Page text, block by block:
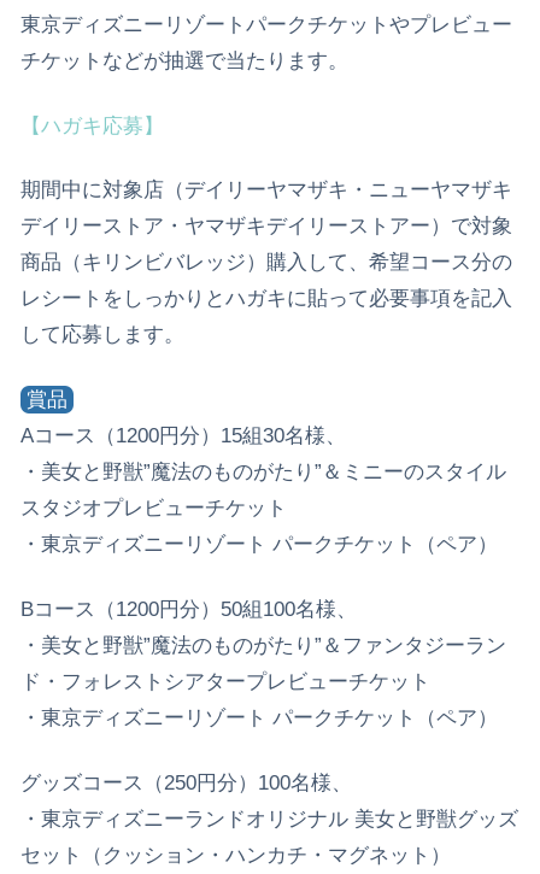
東京ディズニーリゾートパークチケットやプレビュー
チケットなどが抽選で当たります。
【ハガキ応募】
期間中に対象店（デイリーヤマザキ・ニューヤマザキ
デイリーストア・ヤマザキデイリーストアー）で対象
商品（キリンビバレッジ）購入して、希望コース分の
レシートをしっかりとハガキに貼って必要事項を記入
して応募します。
賞品
Aコース（1200円分）15組30名様、
・美女と野獣”魔法のものがたり”＆ミニーのスタイル
スタジオプレビューチケット
・東京ディズニーリゾート パークチケット（ペア）
Bコース（1200円分）50組100名様、
・美女と野獣”魔法のものがたり”＆ファンタジーラン
ド・フォレストシアタープレビューチケット
・東京ディズニーリゾート パークチケット（ペア）
グッズコース（250円分）100名様、
・東京ディズニーランドオリジナル 美女と野獣グッズ
セット（クッション・ハンカチ・マグネット）